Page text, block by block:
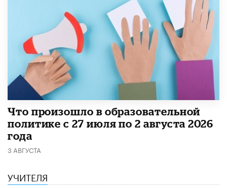
​Что произошло в образовательной
политике с 27 июля по 2 августа 2026
года
3 АВГУСТА
УЧИТЕЛЯ